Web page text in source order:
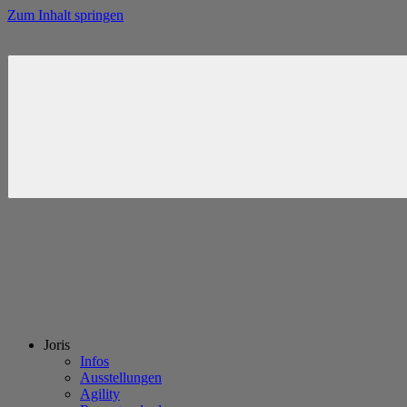
Zum Inhalt springen
Joris
Infos
Ausstellungen
Agility